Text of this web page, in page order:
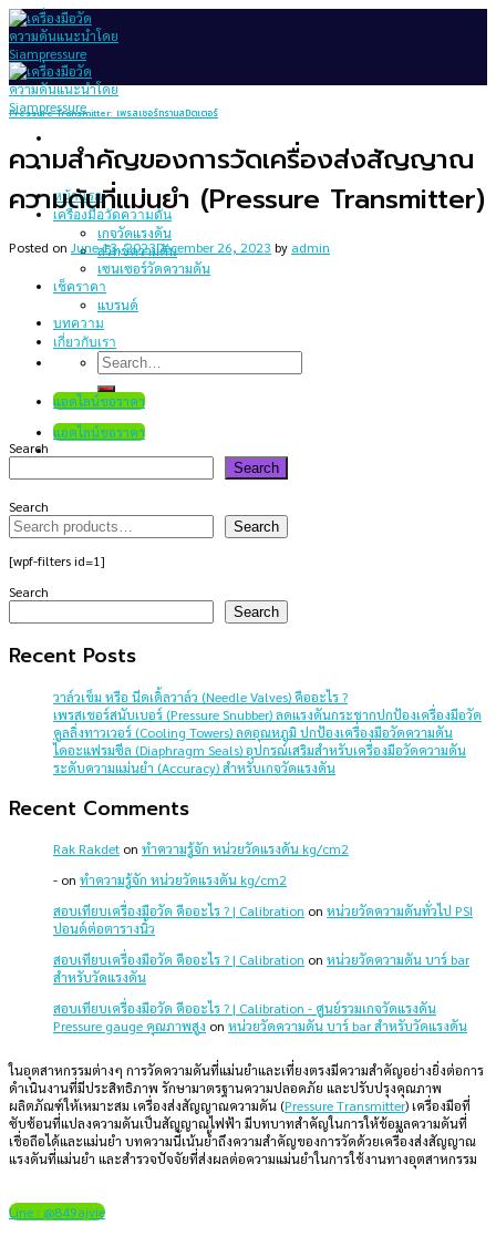
Skip
to
content
หน้าแรก
เครื่องมือวัดความดัน
เกจวัดแรงดัน
สวิทช์ความดัน
เซนเซอร์วัดความดัน
เช็คราคา
แบรนด์
บทความ
เกี่ยวกับเรา
Search
for:
แอดไลน์ขอราคา
แอดไลน์ขอราคา
Pressure Transmitter: เพรสเชอร์ทรานสมิตเตอร์
ความสำคัญของการวัดเครื่องส่งสัญญาณ
ความดันที่แม่นยำ (Pressure Transmitter)
Posted on June 13, 2023December 26, 2023 by admin
Search
Search
Search
Search
[wpf-filters id=1]
Search
Search
Recent Posts
วาล์วเข็ม หรือ นีดเดิ้ลวาล์ว (Needle Valves) คืออะไร ?
เพรสเชอร์สนับเบอร์ (Pressure Snubber) ลดแรงดันกระชากปกป้องเครื่องมือวัด
คูลลิ่งทาวเวอร์ (Cooling Towers) ลดอุณหภูมิ ปกป้องเครื่องมือวัดความดัน
ไดอะแฟรมซีล (Diaphragm Seals) อุปกรณ์เสริมสำหรับเครื่องมือวัดความดัน
ระดับความแม่นยำ (Accuracy) สำหรับเกจวัดแรงดัน
Recent Comments
Rak Rakdet on ทำความรู้จัก หน่วยวัดแรงดัน kg/cm2
- on ทำความรู้จัก หน่วยวัดแรงดัน kg/cm2
สอบเทียบเครื่องมือวัด คืออะไร ? | Calibration on หน่วยวัดความดันทั่วไป PSI
ปอนด์ต่อตารางนิ้ว
สอบเทียบเครื่องมือวัด คืออะไร ? | Calibration on หน่วยวัดความดัน บาร์ bar
สำหรับวัดแรงดัน
สอบเทียบเครื่องมือวัด คืออะไร ? | Calibration - ศูนย์รวมเกจวัดแรงดัน
Pressure gauge คุณภาพสูง on หน่วยวัดความดัน บาร์ bar สำหรับวัดแรงดัน
ในอุตสาหกรรมต่างๆ การวัดความดันที่แม่นยำและเที่ยงตรงมีความสำคัญอย่างยิ่งต่อการ
ดำเนินงานที่มีประสิทธิภาพ รักษามาตรฐานความปลอดภัย และปรับปรุงคุณภาพ
ผลิตภัณฑ์ให้เหมาะสม เครื่องส่งสัญญาณความดัน (Pressure Transmitter) เครื่องมือที่
ซับซ้อนที่แปลงความดันเป็นสัญญาณไฟฟ้า มีบทบาทสำคัญในการให้ข้อมูลความดันที่
เชื่อถือได้และแม่นยำ บทความนี้เน้นย้ำถึงความสำคัญของการวัดด้วยเครื่องส่งสัญญาณ
แรงดันที่แม่นยำ และสำรวจปัจจัยที่ส่งผลต่อความแม่นยำในการใช้งานทางอุตสาหกรรม
Line : @849ajvie